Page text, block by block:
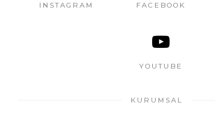
INSTAGRAM FACEBOOK
YOUTUBE
KURUMSAL